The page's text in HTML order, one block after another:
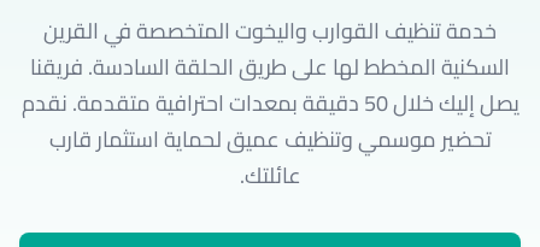
خدمة تنظيف القوارب واليخوت المتخصصة في القرين
السكنية المخطط لها على طريق الحلقة السادسة. فريقنا
يصل إليك خلال 50 دقيقة بمعدات احترافية متقدمة. نقدم
تحضير موسمي وتنظيف عميق لحماية استثمار قارب
عائلتك.